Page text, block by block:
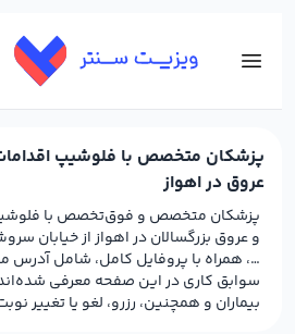
پزشکان متخصص با فلوشیپ
عروق در اهواز
پزشکان متخصص و فوق‌تخصص با
و عروق بزرگسالان در اهواز از خیابان
…، همراه با پروفایل کامل، شامل
سوابق کاری در این صفحه معرفی
بیماران و همچنین، رزرو، لغو یا تغییر